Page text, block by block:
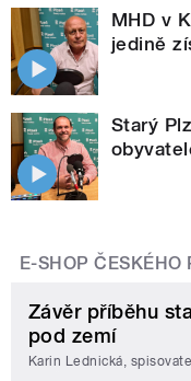
MHD v
jedině
Starý
E-SHOP ČESKÉHO
Závěr příběhu
pod zemí
Karin Lednická,